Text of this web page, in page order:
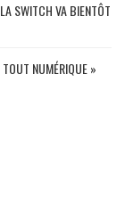
SWITCH VA BIENTÔT
NUMÉRIQUE »